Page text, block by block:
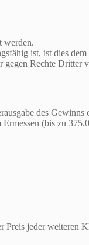
werden.
ist, ist dies
Rechte
des
(bis zu
jeder weiteren